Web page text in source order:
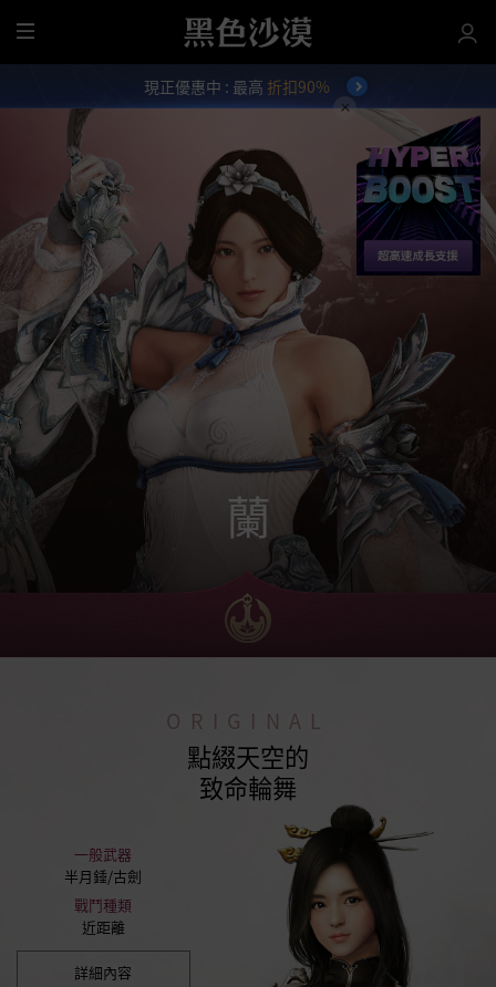
全
部
單
現正優惠中 : 最高 折扣90%
蘭
ORIGINAL
點綴天空的
致命輪舞
一般武器
半月錘/古劍
戰鬥種類
近距離
詳細內容